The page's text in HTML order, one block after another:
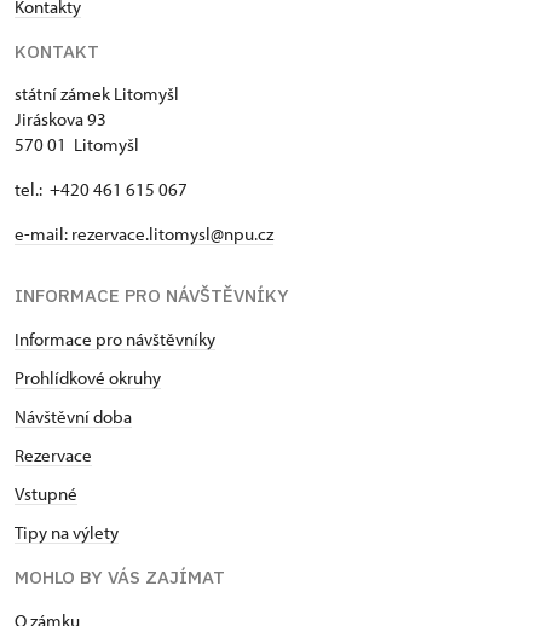
Kontakty
KONTAKT
státní zámek Litomyšl
Jiráskova 93
570 01 Litomyšl
tel.: +420 461 615 067
e-mail: rezervace.litomysl@npu.cz
INFORMACE PRO NÁVŠTĚVNÍKY
Informace pro návštěvníky
Prohlídkové okruhy
Návštěvní doba
Rezervace
Vstupné
Tipy na výlety
MOHLO BY VÁS ZAJÍMAT
O zámku